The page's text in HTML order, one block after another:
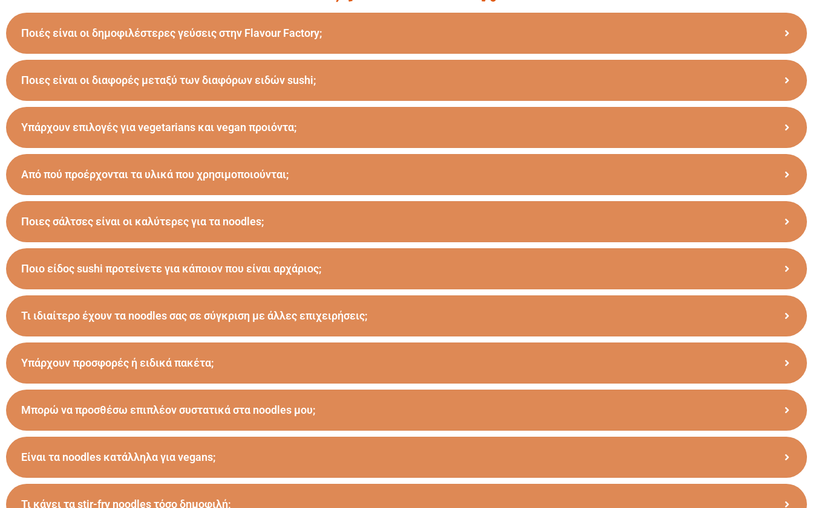
Ποιές είναι οι δημοφιλέστερες γεύσεις στην Flavour Factory;
Ποιες είναι οι διαφορές μεταξύ των διαφόρων ειδών sushi;
Υπάρχουν επιλογές για vegetarians και vegan προιόντα;
Από πού προέρχονται τα υλικά που χρησιμοποιούνται;
Ποιες σάλτσες είναι οι καλύτερες για τα noodles;
Ποιο είδος sushi προτείνετε για κάποιον που είναι αρχάριος;
Τι ιδιαίτερο έχουν τα noodles σας σε σύγκριση με άλλες επιχειρήσεις;
Υπάρχουν προσφορές ή ειδικά πακέτα;
Μπορώ να προσθέσω επιπλέον συστατικά στα noodles μου;
Είναι τα noodles κατάλληλα για vegans;
Τι κάνει τα stir-fry noodles τόσο δημοφιλή;